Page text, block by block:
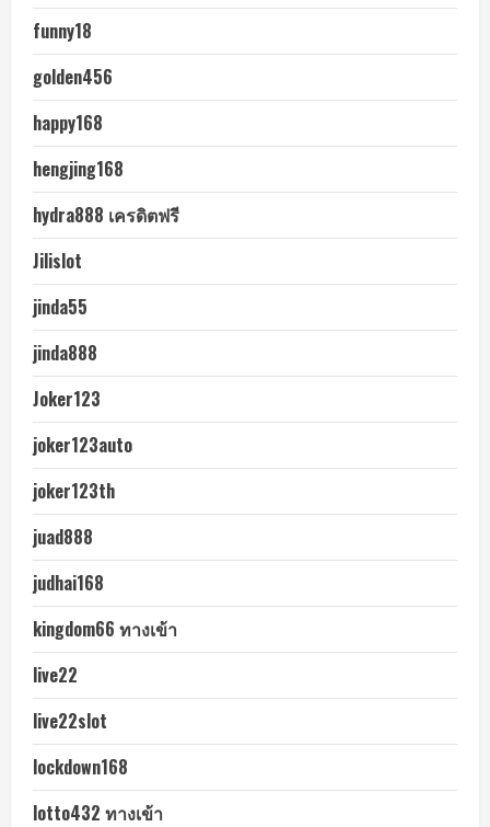
funny18
golden456
happy168
hengjing168
hydra888 เครดิตฟรี
Jilislot
jinda55
jinda888
Joker123
joker123auto
joker123th
juad888
judhai168
kingdom66 ทางเข้า
live22
live22slot
lockdown168
lotto432 ทางเข้า